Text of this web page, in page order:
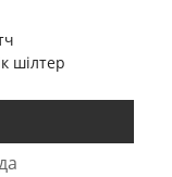
шілтер